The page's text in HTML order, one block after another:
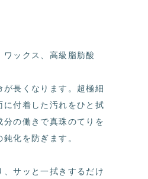
ワックス、高級脂肪酸
が長くなります。超極細
付着した汚れをひと拭
分の働きで真珠のてりを
化を防ぎます。
、サッと一拭きするだけ